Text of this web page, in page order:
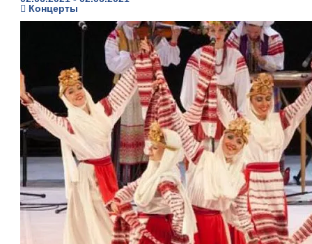
Концерты